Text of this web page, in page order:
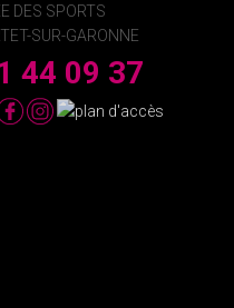
DES SPORTS
SUR-GARONNE
44 09 37